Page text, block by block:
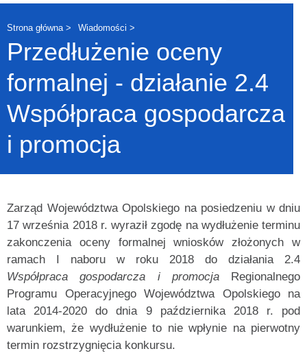
Strona główna Wiadomości
Przedłużenie oceny
formalnej - działanie 2.4
Współpraca gospodarcza
i promocja
Zarząd Województwa Opolskiego na posiedzeniu w dniu
17 września 2018 r. wyraził zgodę na wydłużenie terminu
zakonczenia oceny formalnej wniosków złożonych w
ramach I naboru w roku 2018 do działania 2.4
Współpraca gospodarcza i promocja Regionalnego
Programu Operacyjnego Województwa Opolskiego na
lata 2014-2020 do dnia 9 października 2018 r. pod
warunkiem, że wydłużenie to nie wpłynie na pierwotny
termin rozstrzygnięcia konkursu.